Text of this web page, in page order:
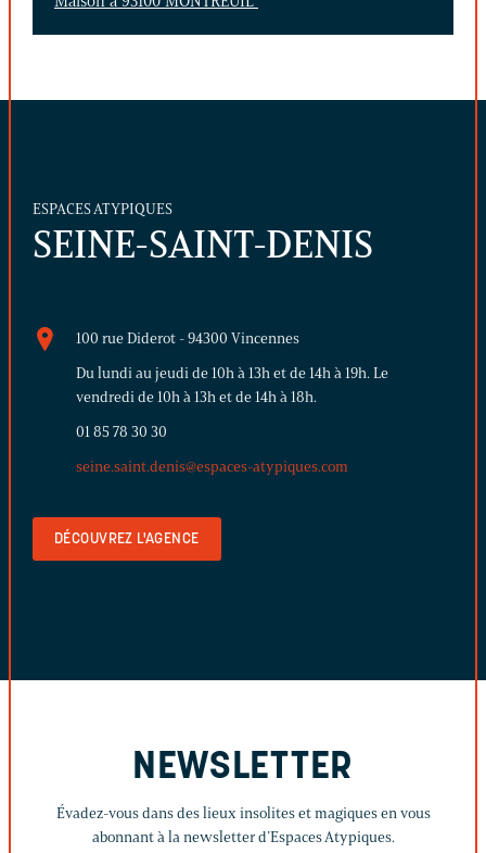
ESPACES ATYPIQUES
SEINE-SAINT-DENIS
100 rue Diderot - 94300 Vincennes
Du lundi au jeudi de 10h à 13h et de 14h à 19h. Le
vendredi de 10h à 13h et de 14h à 18h.
01 85 78 30 30
seine.saint.denis@espaces-atypiques.com
DÉCOUVREZ L'AGENCE
NEWSLETTER
Évadez-vous dans des lieux insolites et magiques en vous
abonnant à la newsletter d’Espaces Atypiques.